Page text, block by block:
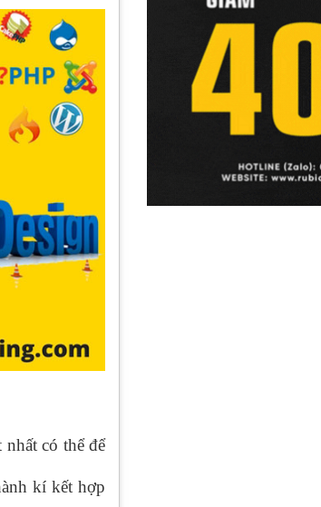
có thể để
kí kết hợp